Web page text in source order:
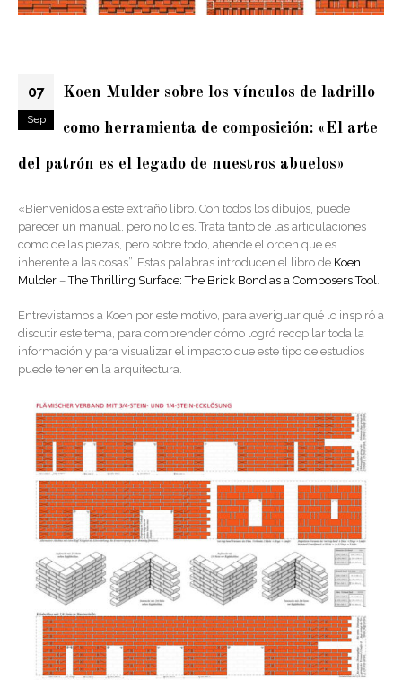
07
Sep
Koen Mulder sobre los vínculos de ladrillo
como herramienta de composición: «El arte
del patrón es el legado de nuestros abuelos»
«Bienvenidos a este extraño libro. Con todos los dibujos, puede
parecer un manual, pero no lo es. Trata tanto de las articulaciones
como de las piezas, pero sobre todo, atiende el orden que es
inherente a las cosas”. Estas palabras introducen el libro de Koen
Mulder –The Thrilling Surface: The Brick Bond as a Composers Tool.
Entrevistamos a Koen por este motivo, para averiguar qué lo inspiró a
discutir este tema, para comprender cómo logró recopilar toda la
información y para visualizar el impacto que este tipo de estudios
puede tener en la arquitectura.